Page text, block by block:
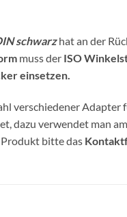
schwarzhat an der
muss der ISO
einsetzen.
verschiedener
dazu verwendet man
Produkt bitte das